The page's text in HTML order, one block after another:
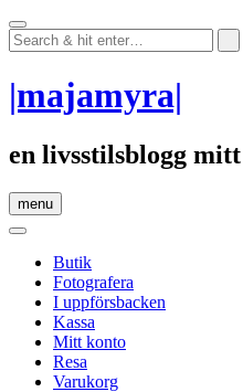
Skip
to
content
|majamyra|
en livsstilsblogg
menu
Butik
Fotografera
I uppförsbacken
Kassa
Mitt konto
Resa
Varukorg